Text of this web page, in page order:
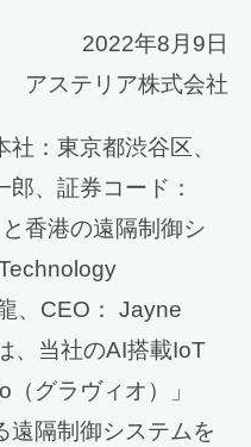
2022年8月9日
アステリア株式会社
：東京都渋谷区、
、証券コード：
香港の遠隔制御シ
、CEO： Jayne
、当社のAI搭載IoT
グラヴィオ）」
遠隔制御システムを